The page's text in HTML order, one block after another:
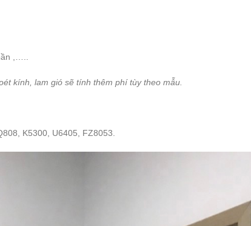
,…..
kính, lam gió sẽ tính thêm phí tùy theo mẫu.
K5300, U6405, FZ8053.